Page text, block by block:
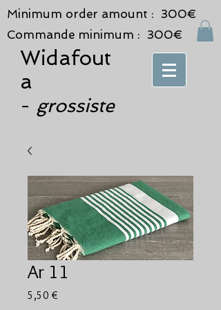
Minimum order amount : 300€
Commande minimum : 300€
Widafout
a
- grossiste
Ar 11
5,50 €